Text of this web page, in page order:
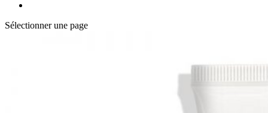
Sélectionner une page